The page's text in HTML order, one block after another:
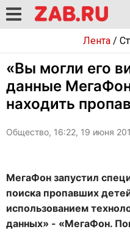
Лента/
«Вы могли его
данные
находить
Общество, 16:22, 19 июня
МегаФон запустил
поиска пропавших
использованием
данных» - «МегаФон.